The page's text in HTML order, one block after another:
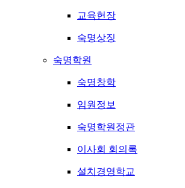
교육헌장
숙명상징
숙명학원
숙명창학
임원정보
숙명학원정관
이사회 회의록
설치경영학교